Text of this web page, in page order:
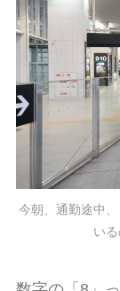
今朝、通勤途中
い